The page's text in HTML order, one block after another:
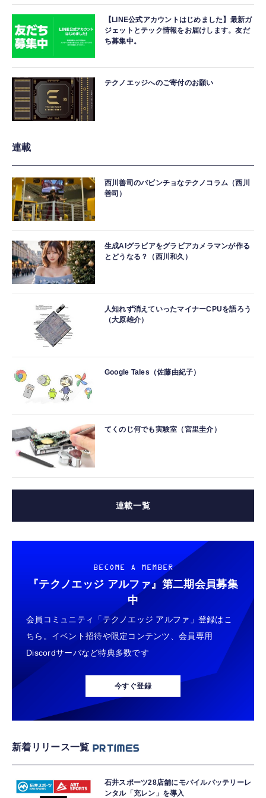
【LINE公式アカウントはじめました】最新ガ
ジェットとテック情報をお届けします。友だ
ち募集中。
テクノエッジへのご寄付のお願い
連載
西川善司のバビンチョなテクノコラム（西川
善司）
生成AIグラビアをグラビアカメラマンが作る
とどうなる？（西川和久）
人知れず消えていったマイナーCPUを語ろう
（大原雄介）
Google Tales（佐藤由紀子）
てくのじ何でも実験室（宮里圭介）
連載一覧
BECOME A MEMBER
『テクノエッジ アルファ』 第二期会員募集
中
会員コミュニティ「テクノエッジ アルファ」登録はこ
ちら。イベント招待や限定コンテンツ、会員専用
Discordサーバなど特典多数です
今すぐ登録
新着リリース一覧
石井スポーツ28店舗にモバイルバッテリーレ
ンタル「充レン」を導入